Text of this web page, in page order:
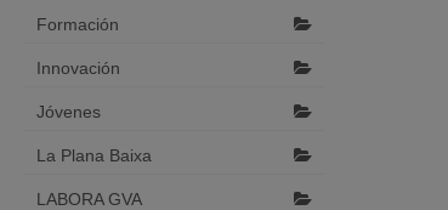
Formación
Innovación
Jóvenes
La Plana Baixa
LABORA GVA